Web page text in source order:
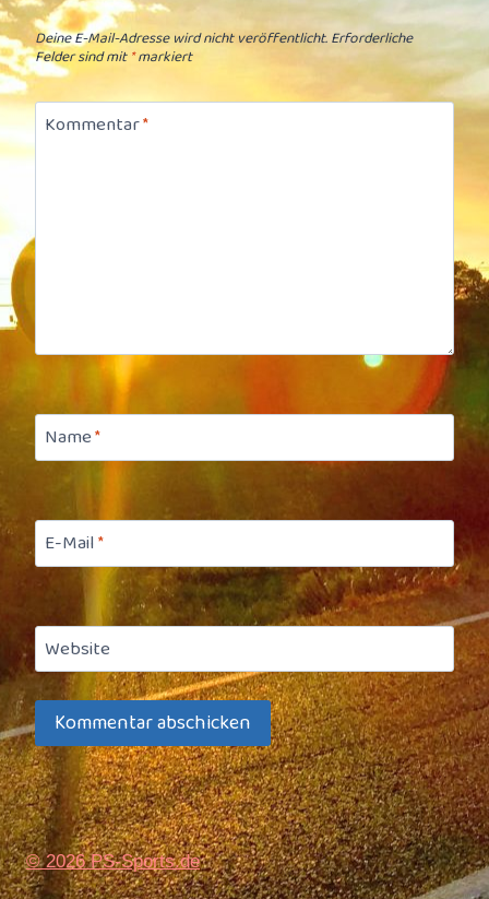
Deine E-Mail-Adresse wird nicht veröffentlicht.Erforderliche
Felder sind mit*markiert
Kommentar*
Name*
E-Mail*
Website
© 2026 PS-Sports.de